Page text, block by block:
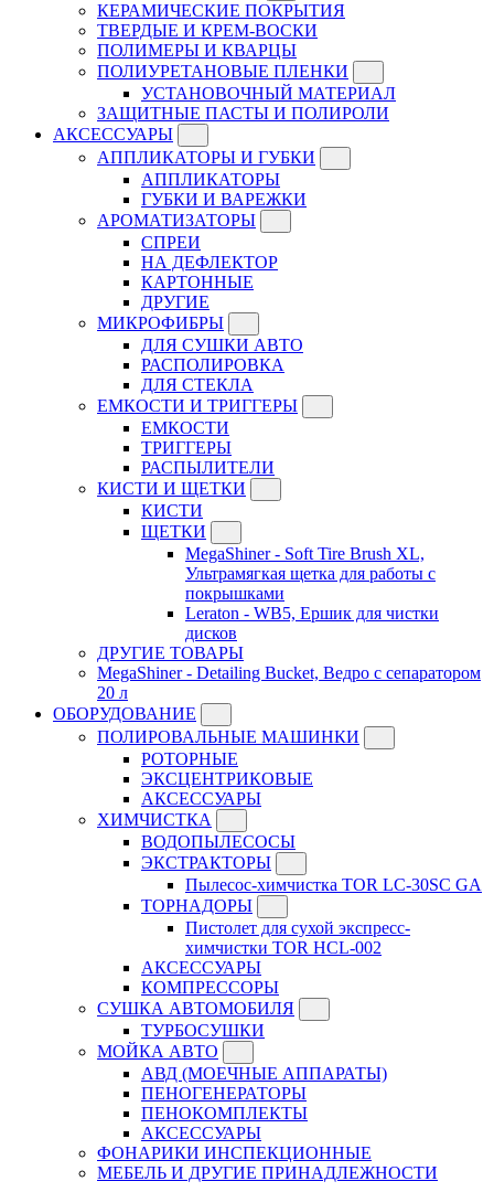
КЕРАМИЧЕСКИЕ ПОКРЫТИЯ
ТВЕРДЫЕ И КРЕМ-ВОСКИ
ПОЛИМЕРЫ И КВАРЦЫ
ПОЛИУРЕТАНОВЫЕ ПЛЕНКИ
УСТАНОВОЧНЫЙ МАТЕРИАЛ
ЗАЩИТНЫЕ ПАСТЫ И ПОЛИРОЛИ
АКСЕССУАРЫ
АППЛИКАТОРЫ И ГУБКИ
АППЛИКАТОРЫ
ГУБКИ И ВАРЕЖКИ
АРОМАТИЗАТОРЫ
СПРЕИ
НА ДЕФЛЕКТОР
КАРТОННЫЕ
ДРУГИЕ
МИКРОФИБРЫ
ДЛЯ СУШКИ АВТО
РАСПОЛИРОВКА
ДЛЯ СТЕКЛА
ЕМКОСТИ И ТРИГГЕРЫ
ЕМКОСТИ
ТРИГГЕРЫ
РАСПЫЛИТЕЛИ
КИСТИ И ЩЕТКИ
КИСТИ
ЩЕТКИ
MegaShiner - Soft Tire Brush XL,
Ультрамягкая щетка для работы с
покрышками
Leraton - WB5, Ершик для чистки
дисков
ДРУГИЕ ТОВАРЫ
MegaShiner - Detailing Bucket, Ведро с сепаратором
20 л
ОБОРУДОВАНИЕ
ПОЛИРОВАЛЬНЫЕ МАШИНКИ
РОТОРНЫЕ
ЭКСЦЕНТРИКОВЫЕ
АКСЕССУАРЫ
ХИМЧИСТКА
ВОДОПЫЛЕСОСЫ
ЭКСТРАКТОРЫ
Пылесос-химчистка TOR LC-30SC GA
ТОРНАДОРЫ
Пистолет для сухой экспресс-
химчистки TOR HCL-002
АКСЕССУАРЫ
КОМПРЕССОРЫ
СУШКА АВТОМОБИЛЯ
ТУРБОСУШКИ
МОЙКА АВТО
АВД (МОЕЧНЫЕ АППАРАТЫ)
ПЕНОГЕНЕРАТОРЫ
ПЕНОКОМПЛЕКТЫ
АКСЕССУАРЫ
ФОНАРИКИ ИНСПЕКЦИОННЫЕ
МЕБЕЛЬ И ДРУГИЕ ПРИНАДЛЕЖНОСТИ